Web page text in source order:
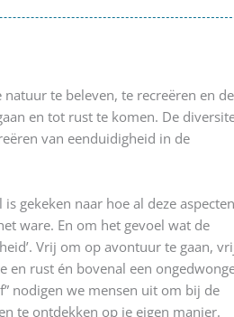
te beleven, te recreëren en de
en tot rust te komen. De
van eenduidigheid in de
gekeken naar hoe al deze aspecten
ware. En om het gevoel wat de
Vrij om op avontuur te gaan,
en rust én bovenal een
nodigen we mensen uit om bij de
te ontdekken op je eigen manier.